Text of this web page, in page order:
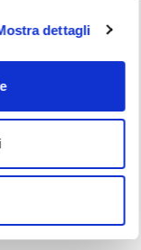
dettagli
COMPLETO